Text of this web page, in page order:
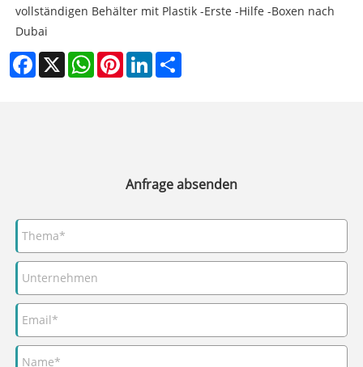
vollständigen Behälter mit Plastik -Erste -Hilfe -Boxen nach
Dubai
Facebook
X WhatsAppPinterestLinkedIn
Anfrage absenden